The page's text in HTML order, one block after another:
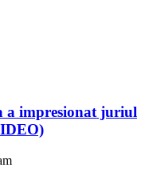
a impresionat juriul